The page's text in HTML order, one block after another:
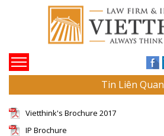
Tin Liên Quan
Vietthink's Brochure 2017
IP Brochure